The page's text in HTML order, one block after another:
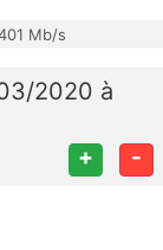
Mb/s
2020 à
+ -